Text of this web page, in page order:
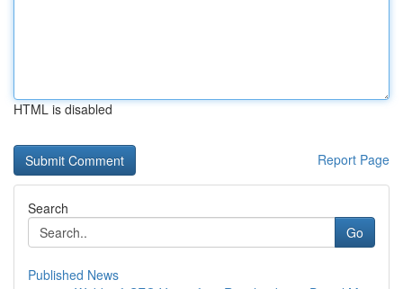
HTML is disabled
Report Page
Search
Go
Published News